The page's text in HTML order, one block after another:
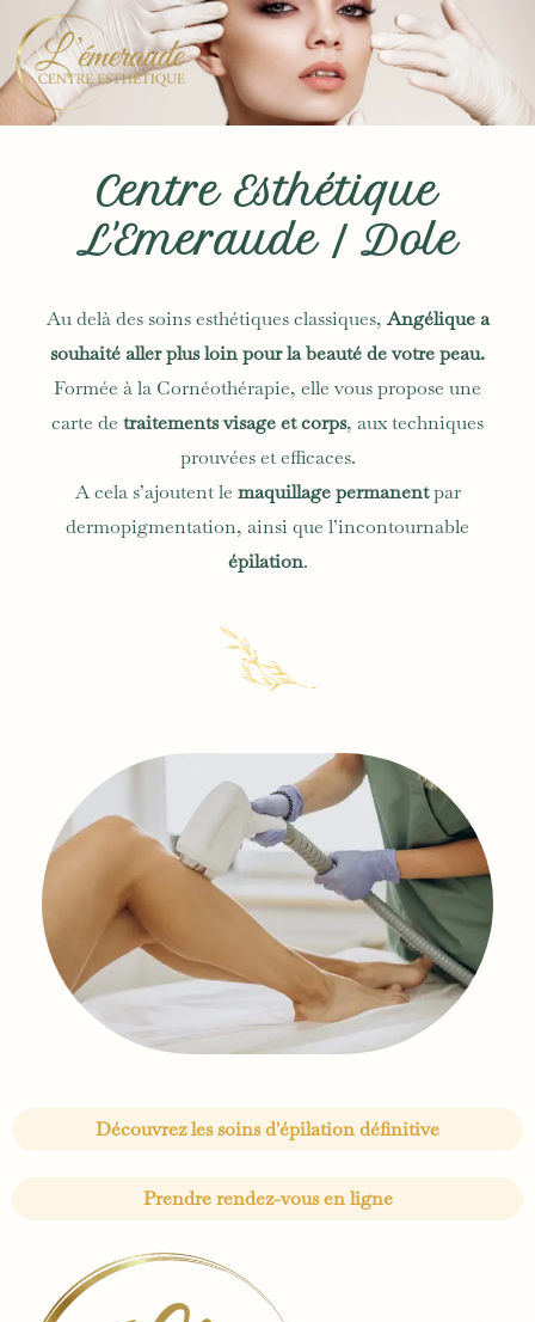
Aller
au
contenu
Centre Esthétique
L'Emeraude / Dole
Au delà des soins esthétiques classiques,Angélique a
souhaité aller plus loin pour la beauté de votre peau.
Formée à la Cornéothérapie, elle vous propose une
carte de traitements visage et corps, aux techniques
prouvées et efficaces.
A cela s’ajoutent le maquillage permanentpar
dermopigmentation, ainsi que l’incontournable
épilation.
Découvrez les soins d'épilation définitive
Prendre rendez-vous en ligne